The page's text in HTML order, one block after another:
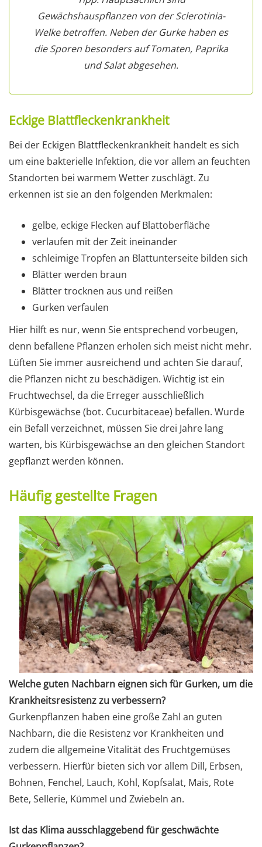
Gewächshauspflanzen von der Sclerotinia-
Welke betroffen. Neben der Gurke haben es
die Sporen besonders auf Tomaten, Paprika
und Salat abgesehen.
Eckige Blattfleckenkrankheit
Bei der Eckigen Blattfleckenkrankheit handelt es sich
um eine bakterielle Infektion, die vor allem an feuchten
Standorten bei warmem Wetter zuschlägt. Zu
erkennen ist sie an den folgenden Merkmalen:
gelbe, eckige Flecken auf Blattoberfläche
verlaufen mit der Zeit ineinander
schleimige Tropfen an Blattunterseite bilden sich
Blätter werden braun
Blätter trocknen aus und reißen
Gurken verfaulen
Hier hilft es nur, wenn Sie entsprechend vorbeugen,
denn befallene Pflanzen erholen sich meist nicht mehr.
Lüften Sie immer ausreichend und achten Sie darauf,
die Pflanzen nicht zu beschädigen. Wichtig ist ein
Fruchtwechsel, da die Erreger ausschließlich
Kürbisgewächse (bot. Cucurbitaceae) befallen. Wurde
ein Befall verzeichnet, müssen Sie drei Jahre lang
warten, bis Kürbisgewächse an den gleichen Standort
gepflanzt werden können.
Häufig gestellte Fragen
Welche guten Nachbarn eignen sich für Gurken, um die
Krankheitsresistenz zu verbessern?
Gurkenpflanzen haben eine große Zahl an guten
Nachbarn, die die Resistenz vor Krankheiten und
zudem die allgemeine Vitalität des Fruchtgemüses
verbessern. Hierfür bieten sich vor allem Dill, Erbsen,
Bohnen, Fenchel, Lauch, Kohl, Kopfsalat, Mais, Rote
Bete, Sellerie, Kümmel und Zwiebeln an.
Ist das Klima ausschlaggebend für geschwächte